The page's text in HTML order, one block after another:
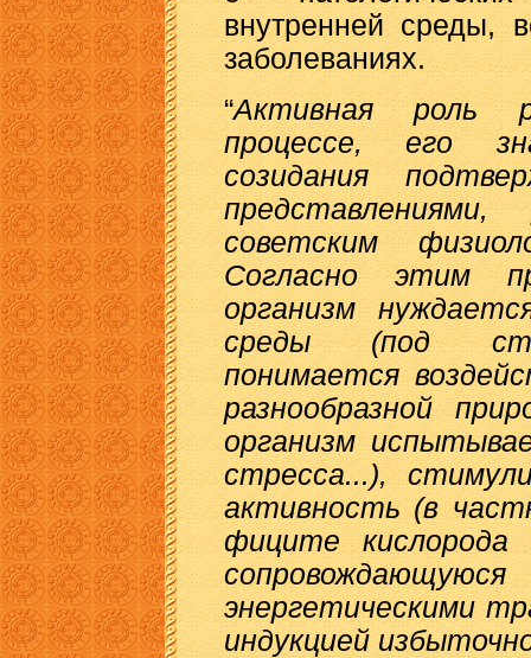
внутренней среды,
заболеваниях.
“Активная роль
процессе, его
созидания
советским
Согласно этим
организм
среды (под
понимается
разнообразной
организм
стресса...),
активность (в
фиците
энергетическими
индукцией